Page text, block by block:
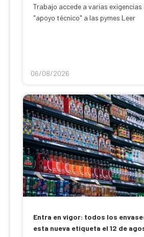
Trabajo accede a varias exigencias
"apoyo técnico" a las pymes Leer
06/08/2026
Entra en vigor: todos los
esta nueva etiqueta el 12 de